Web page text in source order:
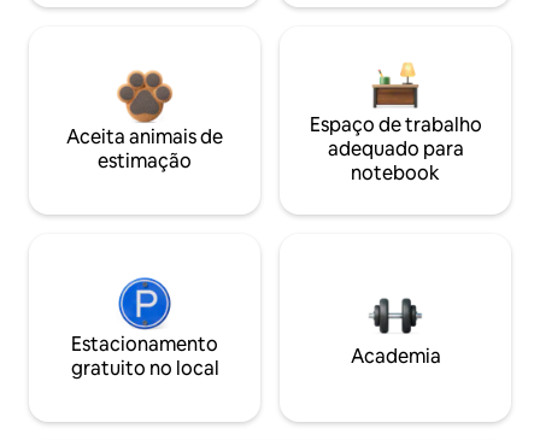
Aceita animais de
estimação
Espaço de trabalho
adequado para
notebook
Estacionamento
gratuito no local
Academia